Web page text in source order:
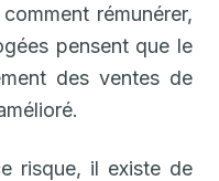
rémunérer,
pensent que le
des ventes de
risque, il existe de